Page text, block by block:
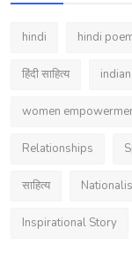
hindi hindi
हिंदी साहित्य
women
Relationships
साहित्य
Inspirational Story